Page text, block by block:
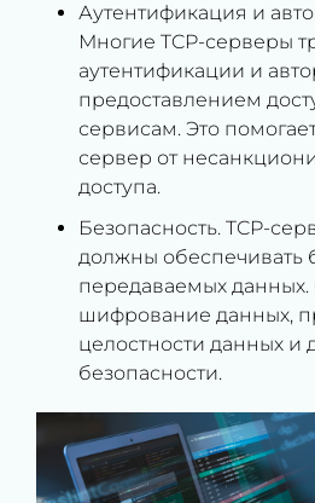
Аутентификация и
Многие TCP-серверы
аутентификации и
предоставлением
сервисам. Это
сервер от
доступа.
Безопасность. TCP-
должны обеспечивать
передаваемых данных.
шифрование данных,
целостности данных и
безопасности.